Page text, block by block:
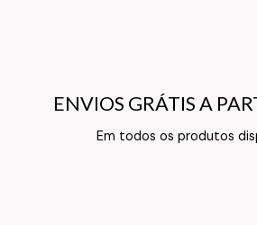
ENVIOS GRÁTIS A
Em todos os produtos
ENVIOS GRÁTIS A
Texto do Verso do Cartão de